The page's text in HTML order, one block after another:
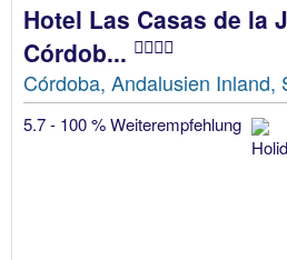
Hotel Las Casas de la
Córdob...
Córdoba, Andalusien Inland,
5.7 - 100 % Weiterempfehlung